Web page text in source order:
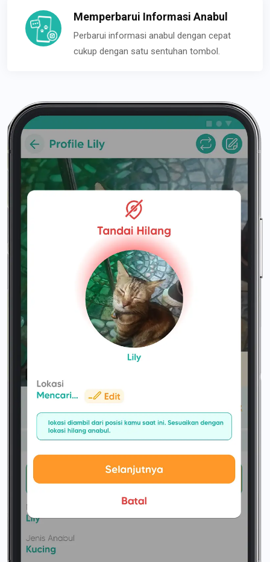
Memperbarui Informasi Anabul
Perbarui informasi anabul dengan cepat
cukup dengan satu sentuhan tombol.